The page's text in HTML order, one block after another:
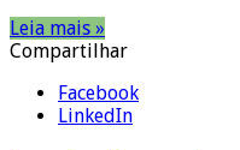
Leia mais »
Compartilhar
Facebook
LinkedIn